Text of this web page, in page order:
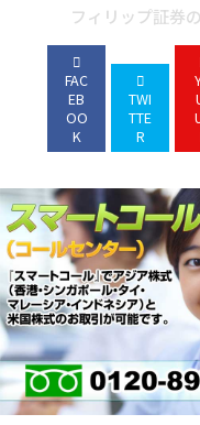
フィリップ証券
FAC
EB
OO
K
TWI
TTE
R